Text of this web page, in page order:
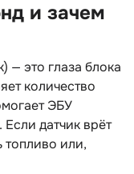
и зачем
— это глаза блока
количество
ЭБУ
датчик врёт
топливо или,